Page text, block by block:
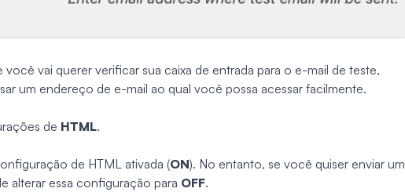
vai querer verificar sua caixa de entrada para o e-mail de teste,
um endereço de e-mail ao qual você possa acessar facilmente.
de HTML.
de HTML ativada (ON). No entanto, se você quiser enviar um
alterar essa configuração para OFF.